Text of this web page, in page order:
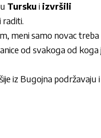
Tursku i izvršili
raditi.
meni samo novac
od svakoga od koga
iz Bugojna podržavaju i